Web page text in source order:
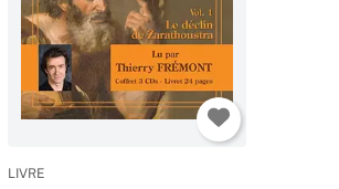
LIVRE